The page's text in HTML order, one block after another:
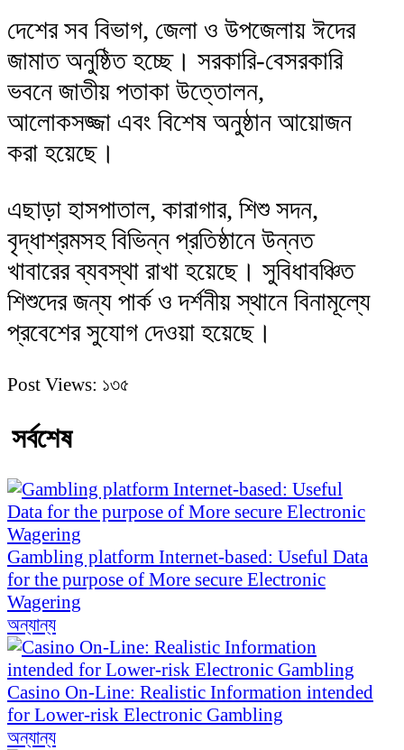
দেশের সব বিভাগ, জেলা ও উপজেলায় ঈদের
জামাত অনুষ্ঠিত হচ্ছে। সরকারি-বেসরকারি
ভবনে জাতীয় পতাকা উত্তোলন,
আলোকসজ্জা এবং বিশেষ অনুষ্ঠান আয়োজন
করা হয়েছে।
এছাড়া হাসপাতাল, কারাগার, শিশু সদন,
বৃদ্ধাশ্রমসহ বিভিন্ন প্রতিষ্ঠানে উন্নত
খাবারের ব্যবস্থা রাখা হয়েছে। সুবিধাবঞ্চিত
শিশুদের জন্য পার্ক ও দর্শনীয় স্থানে বিনামূল্যে
প্রবেশের সুযোগ দেওয়া হয়েছে।
Post Views: ১৩৫
সর্বশেষ
Gambling platform Internet-based: Useful Data
for the purpose of More secure Electronic
Wagering
অন্যান্য
Casino On-Line: Realistic Information intended
for Lower-risk Electronic Gambling
অন্যান্য